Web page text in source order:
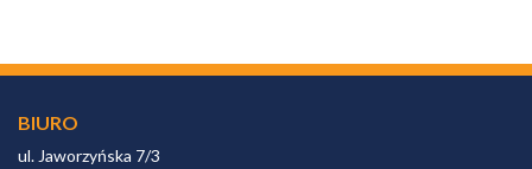
BIURO
ul. Jaworzyńska 7/3